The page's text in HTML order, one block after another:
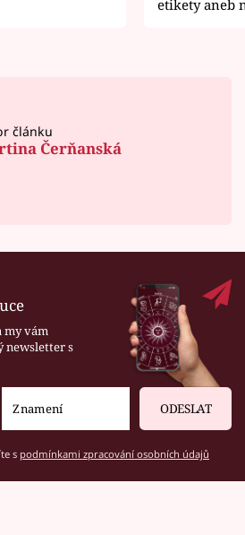
etikety aneb
článku
Čerňanská
my vám
newsletter s
ODESLAT
s podmínkami zpracování osobních údajů